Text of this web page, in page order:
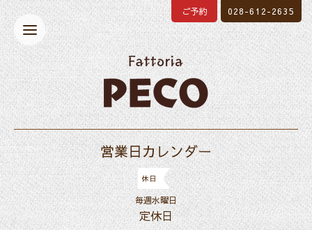
ご予約 028-612-2635
営業日カレンダー
休日
毎週水曜日
定休日